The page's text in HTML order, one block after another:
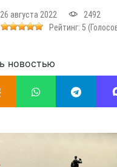
26 августа 2022
2492
Рейтинг: 5
новостью